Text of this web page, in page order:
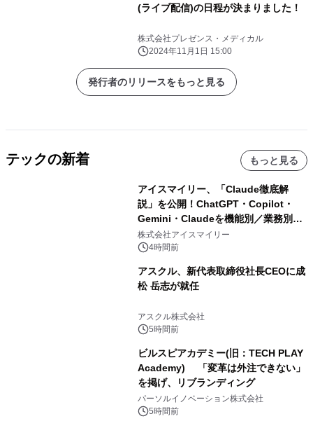
(ライブ配信)の日程が決まりました！
株式会社プレゼンス・メディカル
2024年11月1日 15:00
発行者のリリースをもっと見る
テックの新着 もっと見る
アイスマイリー、「Claude徹底解
説」を公開！ChatGPT・Copilot・
Gemini・Claudeを機能別／業務別に
比較―自社に合う生成AIの選び方がわ
かる実践ガイド
株式会社アイスマイリー
4時間前
アスクル、新代表取締役社長CEOに成
松 岳志が就任
アスクル株式会社
5時間前
ビルスピアカデミー(旧：TECH PLAY
Academy) 「変革は外注できない」
を掲げ、リブランディング
パーソルイノベーション株式会社
5時間前